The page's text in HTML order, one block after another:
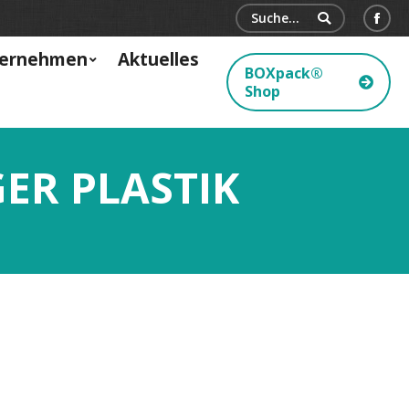
Search:
Aktuelles
BOXpack®
Shop
PLASTIK